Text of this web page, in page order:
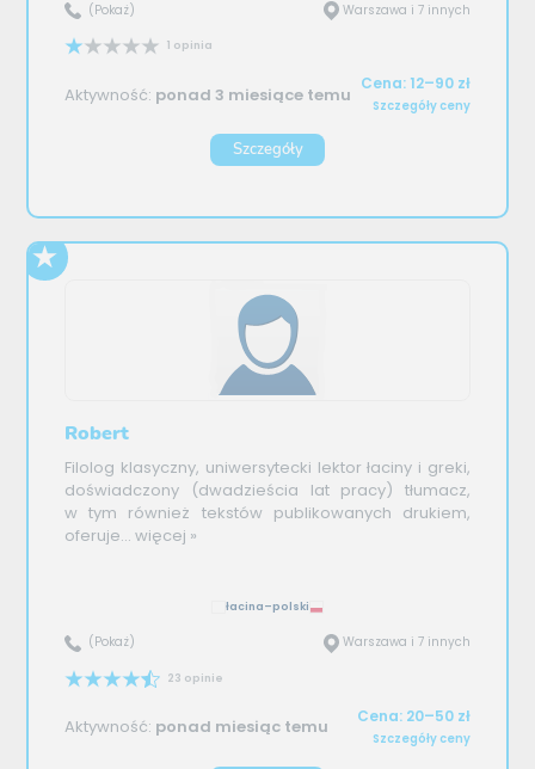
(Pokaż) Warszawa i 7 innych
1 opinia
Aktywność: ponad 3 miesiące temu Cena: 12–90 zł
Szczegóły ceny
Szczegóły
Robert
Filolog klasyczny, uniwersytecki lektor łaciny i greki,
doświadczony (dwadzieścia lat pracy) tłumacz,
w tym również tekstów publikowanych drukiem,
oferuje... więcej »
łacina–polski
(Pokaż) Warszawa i 7 innych
23 opinie
Aktywność: ponad miesiąc temu Cena: 20–50 zł
Szczegóły ceny